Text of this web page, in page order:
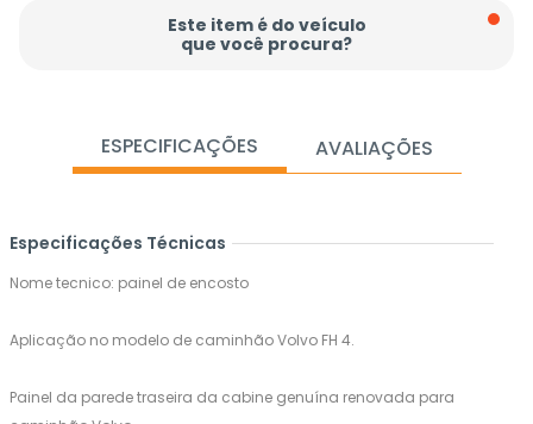
Este item é do veículo
que você procura?
ESPECIFICAÇÕES AVALIAÇÕES
Especificações Técnicas
Nome tecnico: painel de encosto
Aplicação no modelo de caminhão Volvo FH 4.
Painel da parede traseira da cabine genuína renovada para